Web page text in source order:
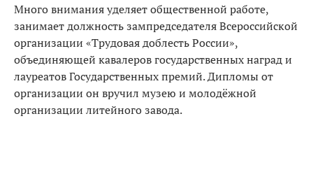
Много внимания уделяет общественной работе,
занимает должность зампредседателя Всероссийской
организации «Трудовая доблесть России»,
объединяющей кавалеров государственных наград и
лауреатов Государственных премий. Дипломы от
организации он вручил музею и молодёжной
организации литейного завода.